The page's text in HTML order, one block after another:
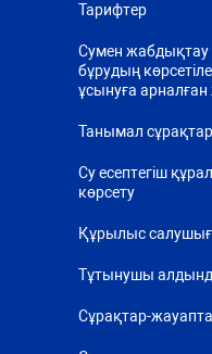
Тарифтер
Сумен жабдықтау
бұрудың
ұсынуға
Танымал сұрақтар
Су есептегіш
көрсету
Құрылыс
Тұтынушы
Сұрақтар-